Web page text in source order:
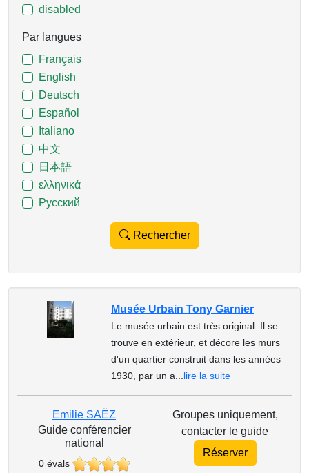
disabled
Par langues
Français
English
Deutsch
Español
Italiano
中文
日本語
ελληνικά
Русский
Rechercher
Musée Urbain Tony Garnier
Le musée urbain est très original. Il se
trouve en extérieur, et décore les murs
d'un quartier construit dans les années
1930, par un a... lire la suite
Emilie SAËZ
Guide conférencier
national
0 évals
Groupes uniquement,
contacter le guide
Réserver